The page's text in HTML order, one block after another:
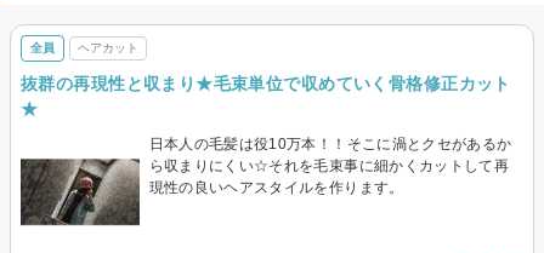
全員 ヘアカット
抜群の再現性と収まり★毛束単位で収めていく骨格修正カット
★
日本人の毛髪は役10万本！！そこに渦とクセがあるか
ら収まりにくい☆それを毛束事に細かくカットして再
現性の良いヘアスタイルを作ります。